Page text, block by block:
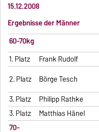
15.12.2008
Ergebnisse der Männer
60-70kg
1. Platz
Frank Rudolf
2. Platz
Börge Tesch
3. Platz
Philipp Rathke
3. Platz
Matthias Hänel
70-